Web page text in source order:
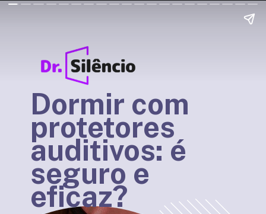
Dormir com
protetores
auditivos: é
seguro e
eficaz?